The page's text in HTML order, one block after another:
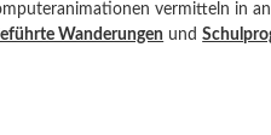
vermitteln in
Wanderungen und